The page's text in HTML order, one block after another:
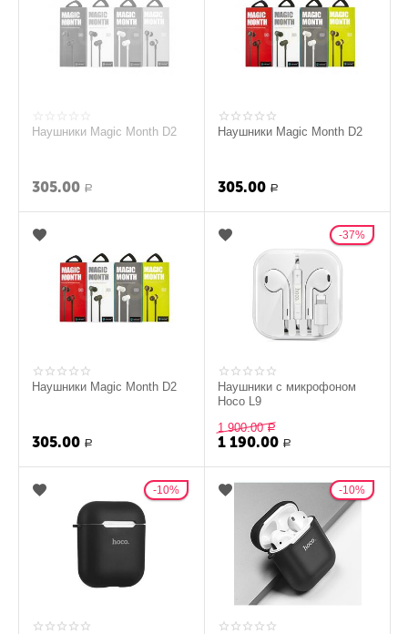
Наушники Magic Month D2
305.00 Р
Наушники Magic Month D2
305.00 Р
Наушники Magic Month D2
305.00 Р
37%
Наушники с микрофоном
Hoco L9
1 900.00 Р
1 190.00 Р
10% 10%